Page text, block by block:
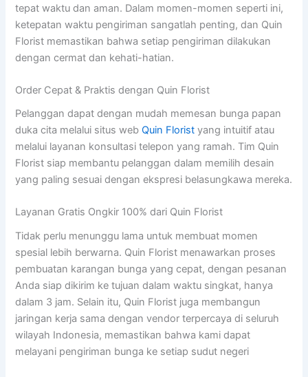
tepat waktu dan aman. Dalam momen-momen seperti ini,
ketepatan waktu pengiriman sangatlah penting, dan Quin
Florist memastikan bahwa setiap pengiriman dilakukan
dengan cermat dan kehati-hatian.
Order Cepat & Praktis dengan Quin Florist
Pelanggan dapat dengan mudah memesan bunga papan
duka cita melalui situs webQuin Florist yang intuitif atau
melalui layanan konsultasi telepon yang ramah. Tim Quin
Florist siap membantu pelanggan dalam memilih desain
yang paling sesuai dengan ekspresi belasungkawa mereka.
Layanan Gratis Ongkir 100% dari Quin Florist
Tidak perlu menunggu lama untuk membuat momen
spesial lebih berwarna. Quin Florist menawarkan proses
pembuatan karangan bunga yang cepat, dengan pesanan
Anda siap dikirim ke tujuan dalam waktu singkat, hanya
dalam 3 jam. Selain itu, Quin Florist juga membangun
jaringan kerja sama dengan vendor terpercaya di seluruh
wilayah Indonesia, memastikan bahwa kami dapat
melayani pengiriman bunga ke setiap sudut negeri